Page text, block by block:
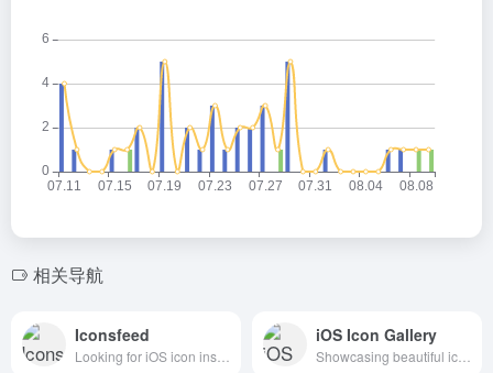
相关导航
Iconsfeed iOS Icon Gallery